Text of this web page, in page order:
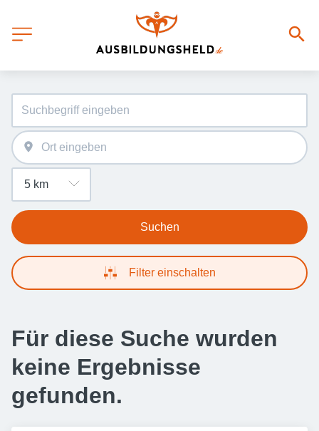
Suchen
Filter einschalten
Für diese Suche wurden
keine Ergebnisse
gefunden.